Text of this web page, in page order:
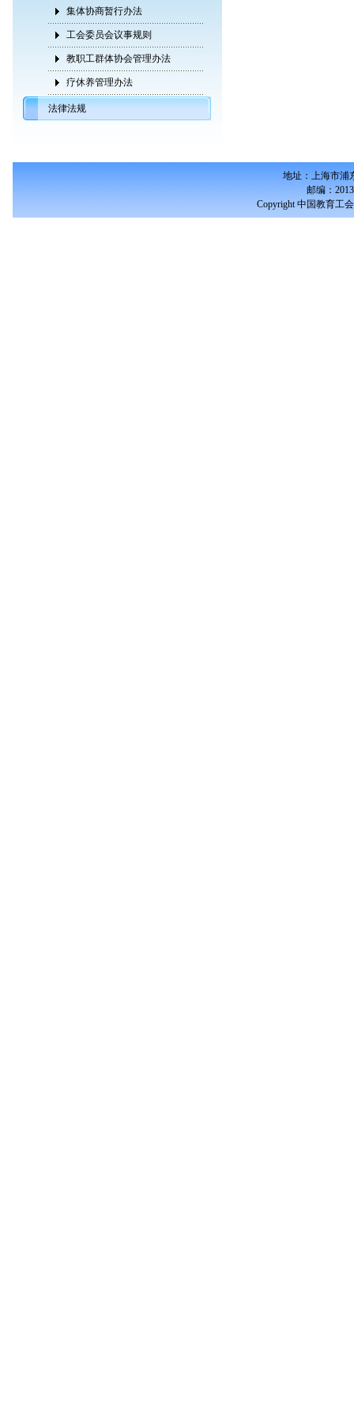
集体协商暂行办法
工会委员会议事规则
教职工群体协会管理办法
疗休养管理办法
法律法规
地址：上海市浦
邮编：
Copyright 中国教育工